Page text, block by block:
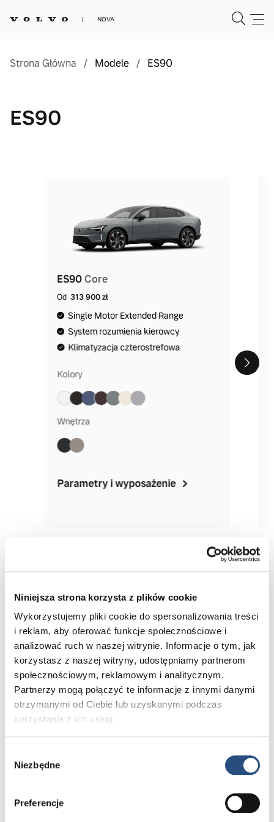
Niniejsza strona korzysta z plików cookie
Wykorzystujemy pliki cookie do spersonalizowania treści
i reklam, aby oferować funkcje społecznościowe i
analizować ruch w naszej witrynie. Informacje o tym, jak
korzystasz z naszej witryny, udostępniamy partnerom
społecznościowym, reklamowym i analitycznym.
Partnerzy mogą połączyć te informacje z innymi danymi
otrzymanymi od Ciebie lub uzyskanymi podczas
korzystania z ich usług.
zgody
Niezbędne
Preferencje
NOVA
Strona Główna / Modele / ES90
ES90
ES90Core
Od313 900 zł
Single Motor Extended Range
System rozumienia kierowcy
Klimatyzacja czterostrefowa
Kolory
Wnętrza
Parametry i wyposażenie
i poczuj różnicę. A jeśli już wiesz, czego szukasz,